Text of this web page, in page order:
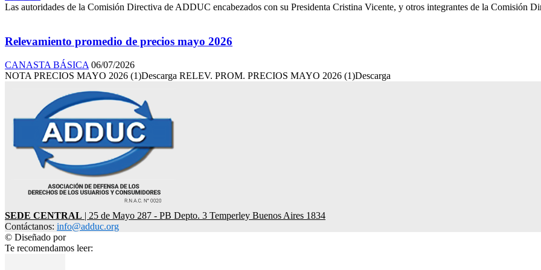
Las autoridades de la Comisión Directiva de ADDUC encabezados con su Presidenta Cristina Vicente, y otros integrantes de la Comisión
Relevamiento promedio de precios mayo 2026
CANASTA BÁSICA 06/07/2026
NOTA PRECIOS MAYO 2026 (1)Descarga RELEV. PROM. PRECIOS MAYO 2026 (1)Descarga
SEDE CENTRAL | 25 de Mayo 287 - PB Depto. 3 Temperley Buenos Aires 1834
Contáctanos: info@adduc.org
© Diseñado por
Te recomendamos leer: